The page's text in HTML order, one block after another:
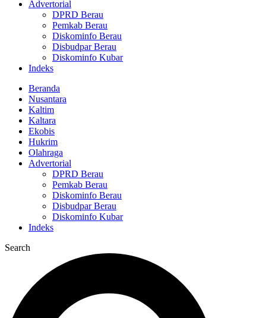
Advertorial
DPRD Berau
Pemkab Berau
Diskominfo Berau
Disbudpar Berau
Diskominfo Kubar
Indeks
Beranda
Nusantara
Kaltim
Kaltara
Ekobis
Hukrim
Olahraga
Advertorial
DPRD Berau
Pemkab Berau
Diskominfo Berau
Disbudpar Berau
Diskominfo Kubar
Indeks
Search